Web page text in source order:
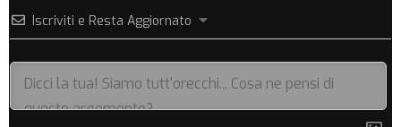
Iscriviti e Resta Aggiornato